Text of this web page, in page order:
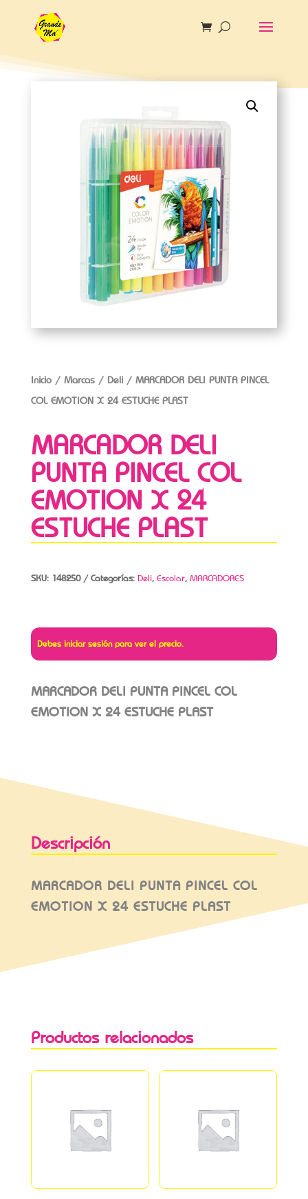
Inicio/ Marcas/ Deli/ MARCADOR DELI PUNTA PINCEL
COL EMOTION X 24 ESTUCHE PLAST
MARCADOR DELI
PUNTA PINCEL COL
EMOTION X 24
ESTUCHE PLAST
SKU: 148250 Categorías: Deli, Escolar, MARCADORES
Debes iniciar sesión para ver el precio.
MARCADOR DELI PUNTA PINCEL COL
EMOTION X 24 ESTUCHE PLAST
Descripción
MARCADOR DELI PUNTA PINCEL COL
EMOTION X 24 ESTUCHE PLAST
Productos relacionados